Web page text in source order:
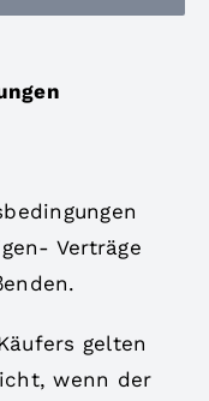
Verträge
gelten
wenn der